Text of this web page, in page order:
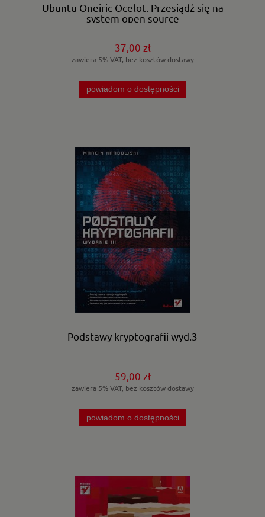
Ubuntu Oneiric Ocelot. Przesiądź się na
system open source
37,00 zł
zawiera 5% VAT, bez kosztów dostawy
powiadom o dostępności
Podstawy kryptografii wyd.3
59,00 zł
zawiera 5% VAT, bez kosztów dostawy
powiadom o dostępności